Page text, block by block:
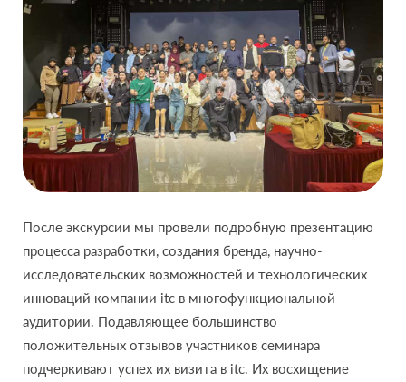
После экскурсии мы провели подробную презентацию
процесса разработки, создания бренда, научно-
исследовательских возможностей и технологических
инноваций компании itc в многофункциональной
аудитории. Подавляющее большинство
положительных отзывов участников семинара
подчеркивают успех их визита в itc. Их восхищение